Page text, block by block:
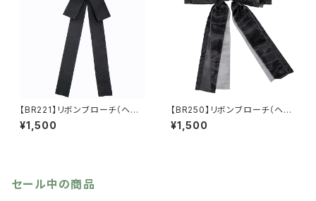
【BR221】リボンブローチ（ヘア
アクセにも）【送料無料】リボ
ン ブローチ カメオ レー
¥1,500
【BR250】リボンブローチ（ヘア
アクセにも）【送料無料】オーガ
ンジー リボン ブローチ ハ
¥1,500
セール中の商品